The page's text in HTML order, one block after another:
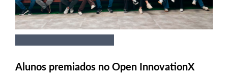
Alunos premiados no Open InnovationX